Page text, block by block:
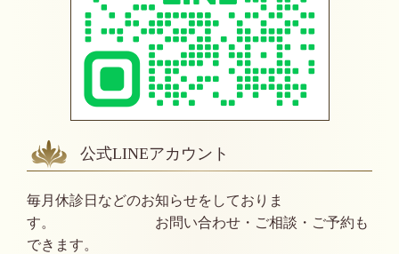
公式LINEアカウント
毎月休診日などのお知らせをしておりま
す。 お問い合わせ・ご相談・ご予約も
できます。